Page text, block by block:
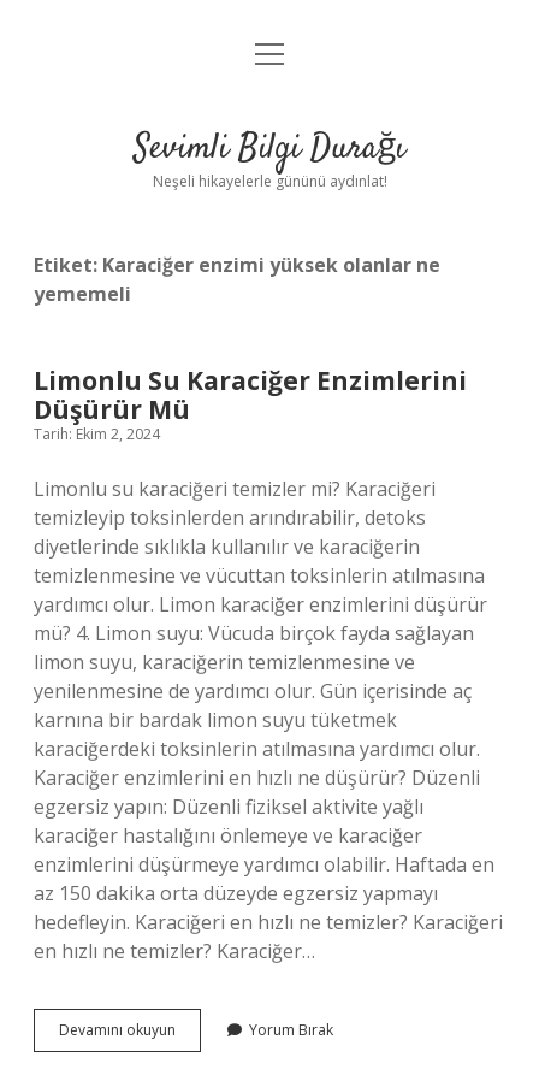
Anasayfa
Yasal Uyarı
menüyü
Sevimli Bilgi Durağı
Neşeli hikayelerle gününü aydınlat!
Etiket: Karaciğer enzimi yüksek olanlar ne
yememeli
Limonlu Su Karaciğer Enzimlerini
Düşürür Mü
Tarih: Ekim 2, 2024
Limonlu su karaciğeri temizler mi? Karaciğeri
temizleyip toksinlerden arındırabilir, detoks
diyetlerinde sıklıkla kullanılır ve karaciğerin
temizlenmesine ve vücuttan toksinlerin atılmasına
yardımcı olur. Limon karaciğer enzimlerini düşürür
mü? 4. Limon suyu: Vücuda birçok fayda sağlayan
limon suyu, karaciğerin temizlenmesine ve
yenilenmesine de yardımcı olur. Gün içerisinde aç
karnına bir bardak limon suyu tüketmek
karaciğerdeki toksinlerin atılmasına yardımcı olur.
Karaciğer enzimlerini en hızlı ne düşürür? Düzenli
egzersiz yapın: Düzenli fiziksel aktivite yağlı
karaciğer hastalığını önlemeye ve karaciğer
enzimlerini düşürmeye yardımcı olabilir. Haftada en
az 150 dakika orta düzeyde egzersiz yapmayı
hedefleyin. Karaciğeri en hızlı ne temizler? Karaciğeri
en hızlı ne temizler? Karaciğer…
Devamını okuyun Limonlu
Su
Yorum Bırak